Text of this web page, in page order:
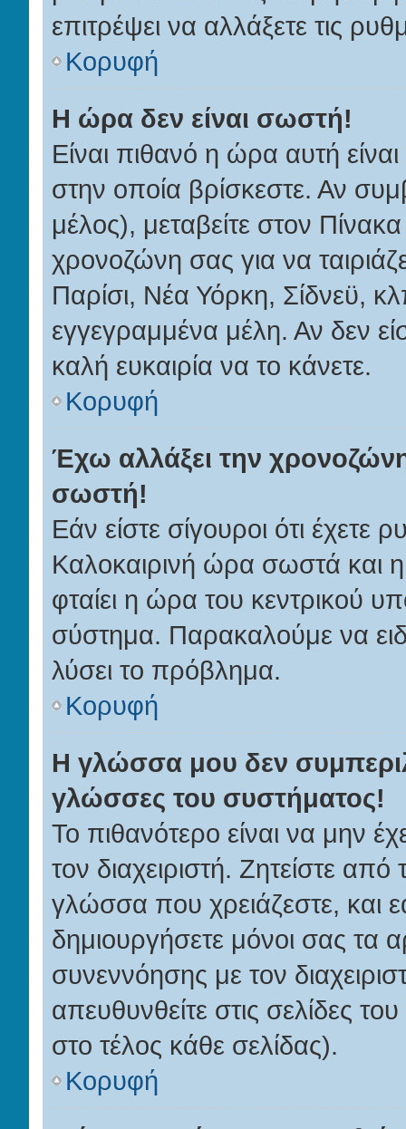
επιτρέψει να αλλάξετε τις
Κορυφή
Η ώρα δεν είναι σωστή!
Είναι πιθανό η ώρα αυτή
στην οποία βρίσκεστε. Αν
μέλος), μεταβείτε στον
χρονοζώνη σας για να
Παρίσι, Νέα Υόρκη, Σίδνεϋ,
εγγεγραμμένα μέλη. Αν δεν
καλή ευκαιρία να το κάνετε.
Κορυφή
Έχω αλλάξει την
σωστή!
Εάν είστε σίγουροι ότι έχετε
Καλοκαιρινή ώρα σωστά και
φταίει η ώρα του κεντρικού
σύστημα. Παρακαλούμε να
λύσει το πρόβλημα.
Κορυφή
Η γλώσσα μου δεν
γλώσσες του συστήματος!
Το πιθανότερο είναι να μην
τον διαχειριστή. Ζητείστε από
γλώσσα που χρειάζεστε, και
δημιουργήσετε μόνοι σας τα
συνεννόησης με τον
απευθυνθείτε στις σελίδες
στο τέλος κάθε σελίδας).
Κορυφή